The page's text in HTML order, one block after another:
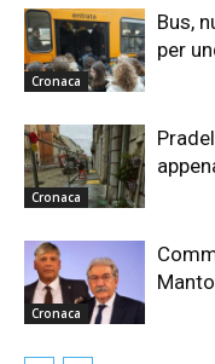
Cronaca
Bus,
per
Cronaca
Cronaca